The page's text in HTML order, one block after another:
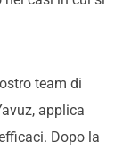
team di
applica
Dopo la